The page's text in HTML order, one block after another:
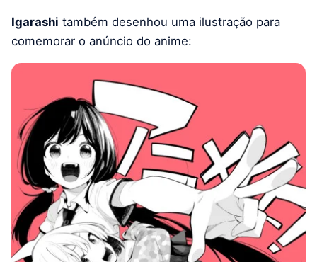
Igarashi também desenhou uma ilustração para
comemorar o anúncio do anime: